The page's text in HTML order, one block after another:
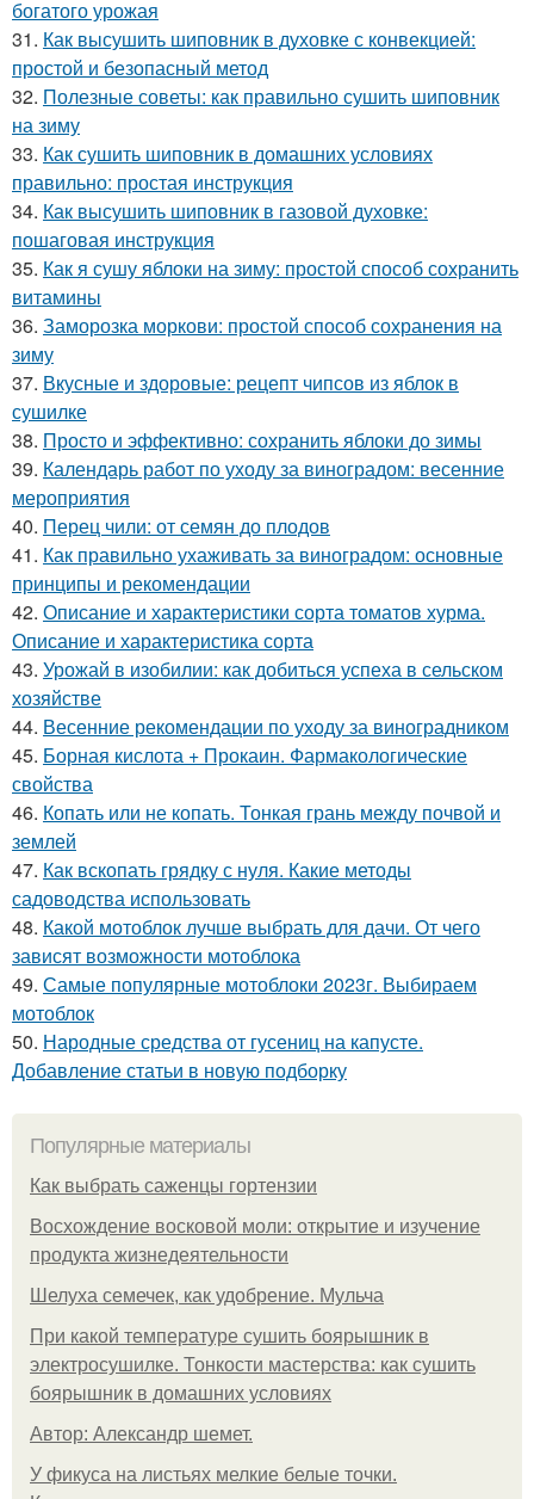
богатого урожая
31. Как высушить шиповник в духовке с конвекцией:
простой и безопасный метод
32. Полезные советы: как правильно сушить шиповник
на зиму
33. Как сушить шиповник в домашних условиях
правильно: простая инструкция
34. Как высушить шиповник в газовой духовке:
пошаговая инструкция
35. Как я сушу яблоки на зиму: простой способ сохранить
витамины
36. Заморозка моркови: простой способ сохранения на
зиму
37. Вкусные и здоровые: рецепт чипсов из яблок в
сушилке
38. Просто и эффективно: сохранить яблоки до зимы
39. Календарь работ по уходу за виноградом: весенние
мероприятия
40. Перец чили: от семян до плодов
41. Как правильно ухаживать за виноградом: основные
принципы и рекомендации
42. Описание и характеристики сорта томатов хурма.
Описание и характеристика сорта
43. Урожай в изобилии: как добиться успеха в сельском
хозяйстве
44. Весенние рекомендации по уходу за виноградником
45. Борная кислота + Прокаин. Фармакологические
свойства
46. Копать или не копать. Тонкая грань между почвой и
землей
47. Как вскопать грядку с нуля. Какие методы
садоводства использовать
48. Какой мотоблок лучше выбрать для дачи. От чего
зависят возможности мотоблока
49. Самые популярные мотоблоки 2023г. Выбираем
мотоблок
50. Народные средства от гусениц на капусте.
Добавление статьи в новую подборку
Популярные материалы
Как выбрать саженцы гортензии
Восхождение восковой моли: открытие и изучение
продукта жизнедеятельности
Шелуха семечек, как удобрение. Мульча
При какой температуре сушить боярышник в
электросушилке. Тонкости мастерства: как сушить
боярышник в домашних условиях
Автор: Александр шемет.
У фикуса на листьях мелкие белые точки.